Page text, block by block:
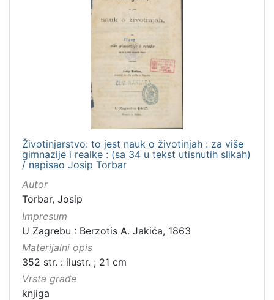
Životinjarstvo: to jest nauk o životinjah : za više
gimnazije i realke : (sa 34 u tekst utisnutih slikah)
/ napisao Josip Torbar
Autor
Torbar, Josip
Impresum
U Zagrebu : Berzotis A. Jakića, 1863
Materijalni opis
352 str. : ilustr. ; 21 cm
Vrsta građe
knjiga